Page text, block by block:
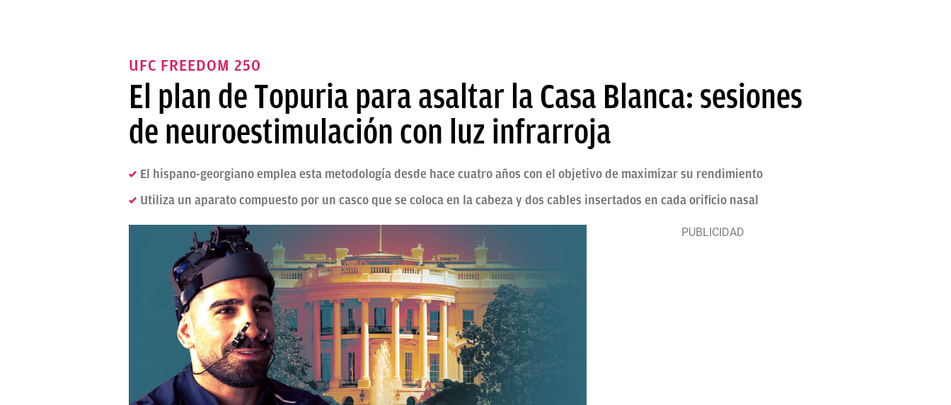
UFC FREEDOM 250
El plan de Topuria para asaltar la Casa Blanca: sesiones
de neuroestimulación con luz infrarroja
El hispano-georgiano emplea esta metodología desde hace cuatro años con el objetivo de maximizar su rendimiento
Utiliza un aparato compuesto por un casco que se coloca en la cabeza y dos cables insertados en cada orificio nasal